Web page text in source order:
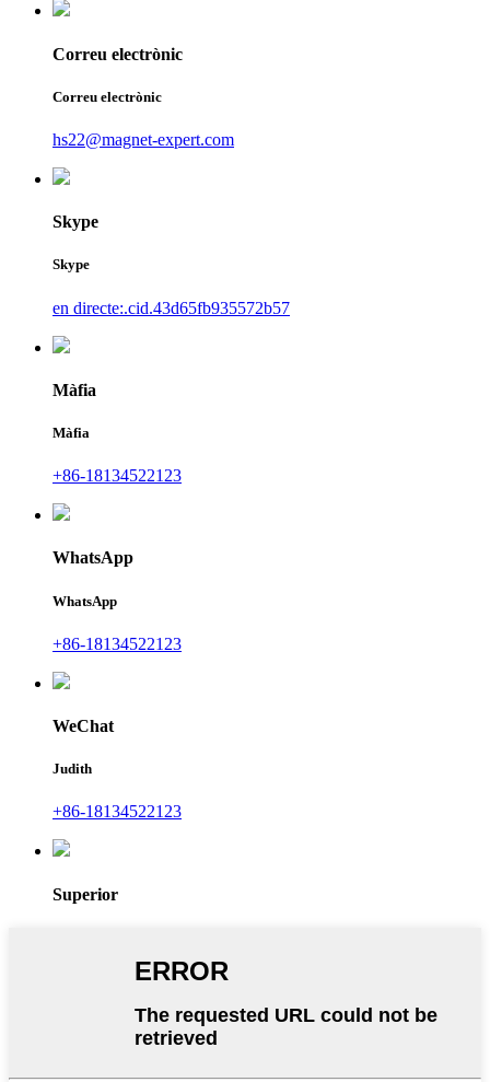
Correu electrònic
Correu electrònic
hs22@magnet-expert.com
Skype
Skype
en directe:.cid.43d65fb935572b57
Màfia
Màfia
+86-18134522123
WhatsApp
WhatsApp
+86-18134522123
WeChat
Judith
+86-18134522123
Superior